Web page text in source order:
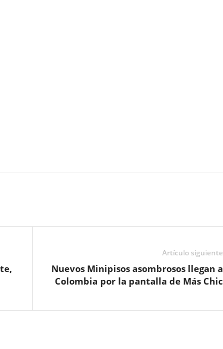
Artículo siguiente
Nuevos Minipisos asombrosos llegan a
Colombia por la pantalla de Más Chic